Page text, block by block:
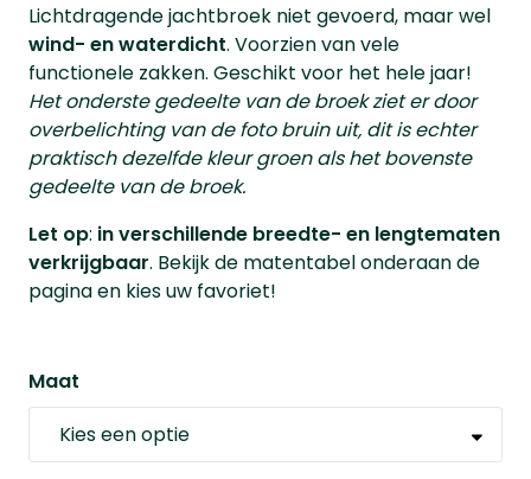
Lichtdragende jachtbroek niet gevoerd, maar wel
wind- en waterdicht. Voorzien van vele
functionele zakken. Geschikt voor het hele jaar!
Het onderste gedeelte van de broek ziet er door
overbelichting van de foto bruin uit, dit is echter
praktisch dezelfde kleur groen als het bovenste
gedeelte van de broek.
Let op: in verschillende breedte- en lengtematen
verkrijgbaar. Bekijk de matentabel onderaan de
pagina en kies uw favoriet!
Maat